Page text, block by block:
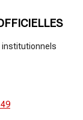
institutionnels